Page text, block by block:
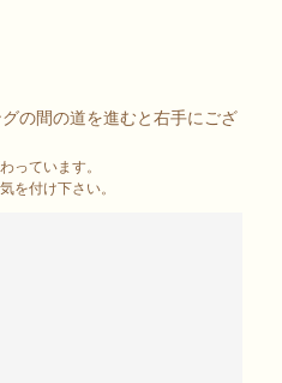
の間の道を進むと右手にござ
っています。
を付け下さい。